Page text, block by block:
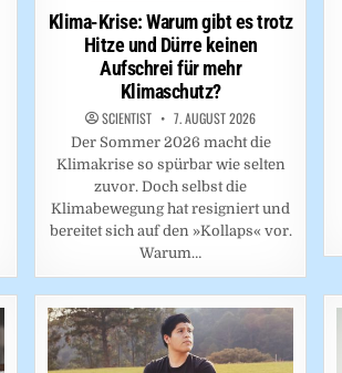
Klima-Krise: Warum gibt es trotz
Hitze und Dürre keinen
Aufschrei für mehr
Klimaschutz?
SCIENTIST 7. AUGUST 2026
Der Sommer 2026 macht die
Klimakrise so spürbar wie selten
zuvor. Doch selbst die
Klimabewegung hat resigniert und
bereitet sich auf den »Kollaps« vor.
Warum…